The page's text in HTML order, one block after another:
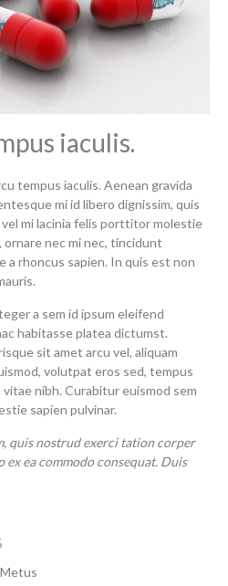
iaculis.
tempus iaculis. Aenean gravida
mi id libero dignissim, quis
mi lacinia felis porttitor molestie
ornare nec mi nec, tincidunt
rhoncus sapien. In quis est non
a sem id ipsum eleifend
habitasse platea dictumst.
sit amet arcu vel, aliquam
volutpat eros sed, tempus
nibh. Curabitur euismod sem
sapien pulvinar.
quis nostrud exerci tation corper
ea commodo consequat. Duis